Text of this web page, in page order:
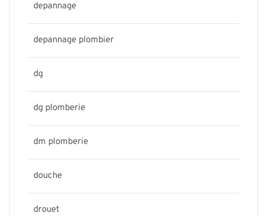
depannage
depannage plombier
dg
dg plomberie
dm plomberie
douche
drouet